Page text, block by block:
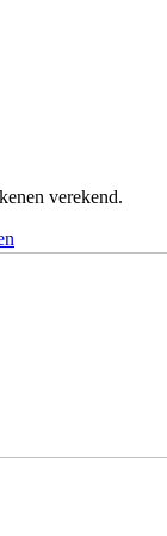
verekend.